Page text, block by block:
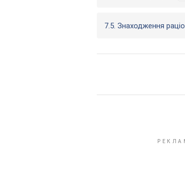
7.5. Знаходження